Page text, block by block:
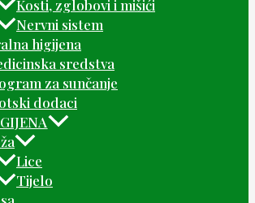
Kosti, zglobovi i mišići
Nervni sistem
higijena
sredstva
za sunčanje
dodaci
Lice
Tijelo